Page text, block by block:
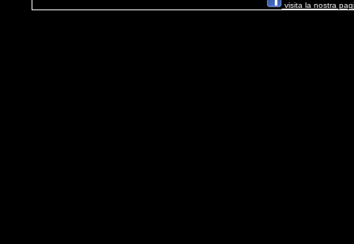
visita la nostra